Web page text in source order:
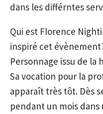
dans les différntes
Qui est Florence
inspiré cet
Personnage issu de
Sa vocation pour la
apparaît très tôt. Dès
pendant un mois